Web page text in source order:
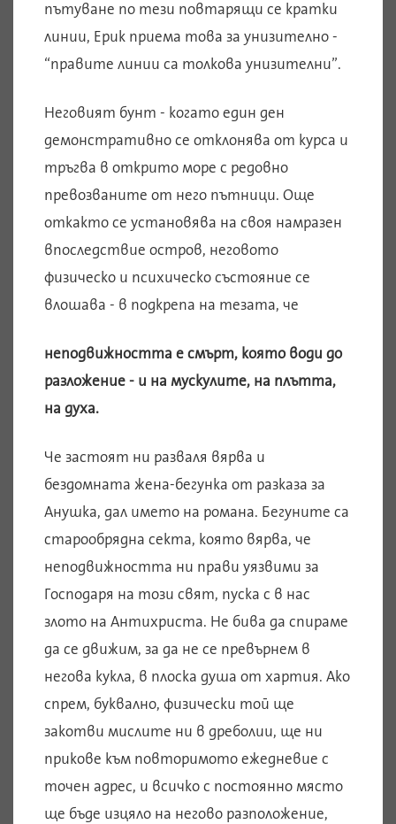
пътуване по тези повтарящи се кратки
линии, Ерик приема това за унизително -
“правите линии са толкова унизителни”.
Неговият бунт - когато един ден
демонстративно се отклонява от курса и
тръгва в открито море с редовно
превозваните от него пътници. Още
откакто се установява на своя намразен
впоследствие остров, неговото
физическо и психическо състояние се
влошава - в подкрепа на тезата, че
неподвижността е смърт, която води до
разложение - и на мускулите, на плътта,
на духа.
Че застоят ни разваля вярва и
бездомната жена-бегунка от разказа за
Анушка, дал името на романа. Бегуните са
старообрядна секта, която вярва, че
неподвижността ни прави уязвими за
Господаря на този свят, пуска с в нас
злото на Антихриста. Не бива да спираме
да се движим, за да не се превърнем в
негова кукла, в плоска душа от хартия. Ако
спрем, буквално, физически той ще
закотви мислите ни в дреболии, ще ни
прикове към повторимото ежедневие с
точен адрес, и всичко с постоянно място
ще бъде изцяло на негово разположение,